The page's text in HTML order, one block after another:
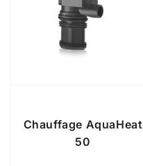
Chauffage AquaHeat
50